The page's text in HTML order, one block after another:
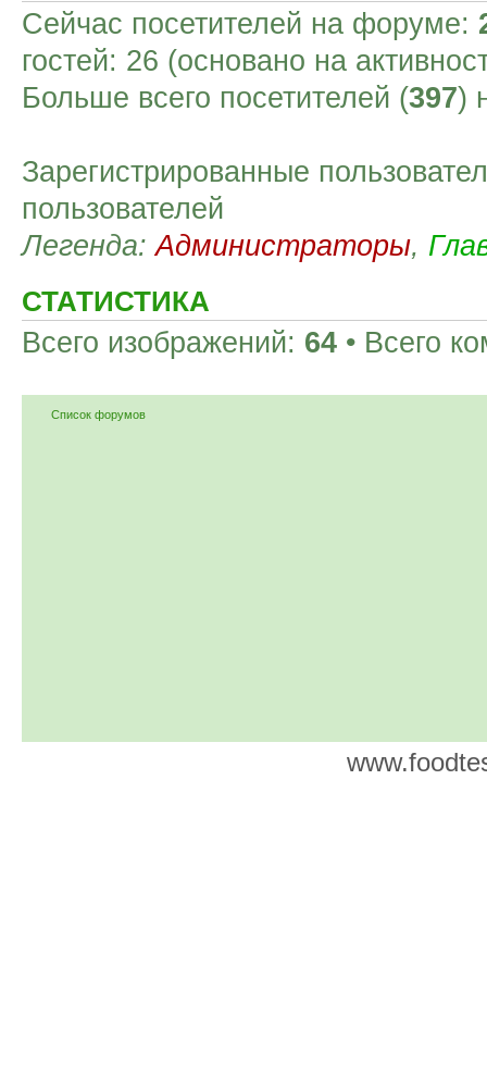
Сейчас посетителей на форуме:
гостей: 26 (основано на
Больше всего посетителей (397)
Зарегистрированные
пользователей
Легенда:Администраторы,
СТАТИСТИКА
Всего изображений: 64 • Всего
Список форумов